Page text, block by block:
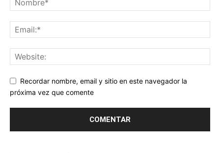
Recordar nombre, email y sitio en este navegador la
próxima vez que comente